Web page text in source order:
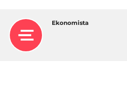
Ekonomista